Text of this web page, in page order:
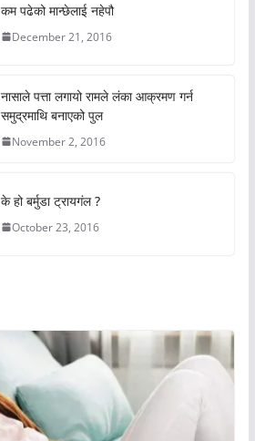
कम पढेको मान्छेलाई नहेपौ
December 21, 2016
नासाले पत्ता लगायो रामले लंका आक्रमण गर्न
समुद्रमाथि बनाएको पुल
November 2, 2016
के हो बर्मुडा ट्रायगंल ?
October 23, 2016